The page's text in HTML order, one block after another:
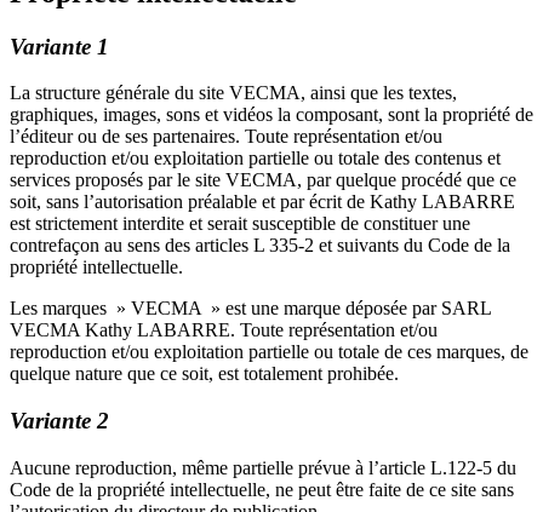
Variante 1
La structure générale du site VECMA, ainsi que les textes,
graphiques, images, sons et vidéos la composant, sont la propriété de
l’éditeur ou de ses partenaires. Toute représentation et/ou
reproduction et/ou exploitation partielle ou totale des contenus et
services proposés par le site VECMA, par quelque procédé que ce
soit, sans l’autorisation préalable et par écrit de Kathy LABARRE
est strictement interdite et serait susceptible de constituer une
contrefaçon au sens des articles L 335-2 et suivants du Code de la
propriété intellectuelle.
Les marques » VECMA » est une marque déposée par SARL
VECMA Kathy LABARRE. Toute représentation et/ou
reproduction et/ou exploitation partielle ou totale de ces marques, de
quelque nature que ce soit, est totalement prohibée.
Variante 2
Aucune reproduction, même partielle prévue à l’article L.122-5 du
Code de la propriété intellectuelle, ne peut être faite de ce site sans